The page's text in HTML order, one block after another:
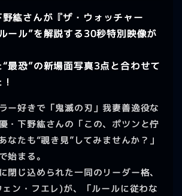
紘さんが『ザ・ウォッチャー
ール”を解説する30秒特別映像が
最恐”の新場面写真3点と合わせて
ー好きで「鬼滅の刃」我妻善逸役な
・下野紘さんの「この、ポツンと佇
なたも“覗き見”してみませんか？」
始まる。
閉じ込められた一同のリーダー格、
ン・フエレ)が、「ルールに従わな